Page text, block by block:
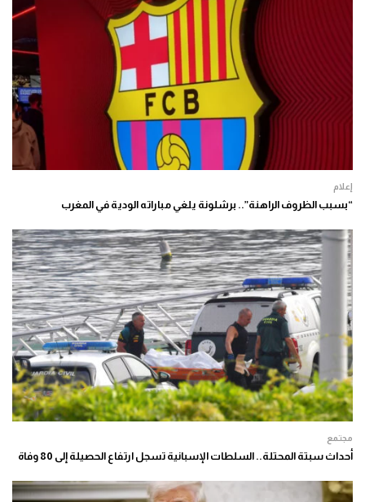
إعلام
“بسبب الظروف الراهنة”.. برشلونة يلغي مباراته الودية في المغرب
مجتمع
أحداث سبتة المحتلة.. السلطات الإسبانية تسجل ارتفاع الحصيلة إلى 80 وفاة